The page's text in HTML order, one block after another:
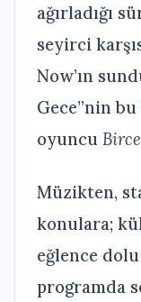
ağırladığı
seyirci
Now’ın
Gece”nin
oyuncu
Müzikten,
konulara;
eğlence
programda